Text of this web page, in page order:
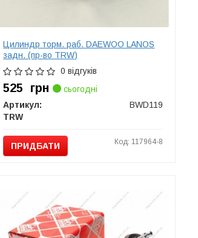
Цилиндр торм. раб. DAEWOO LANOS
задн. (пр-во TRW)
0 відгуків
525 грн
сьогодні
Артикул:
BWD119
TRW
ПРИДБАТИ Код: 117964-8